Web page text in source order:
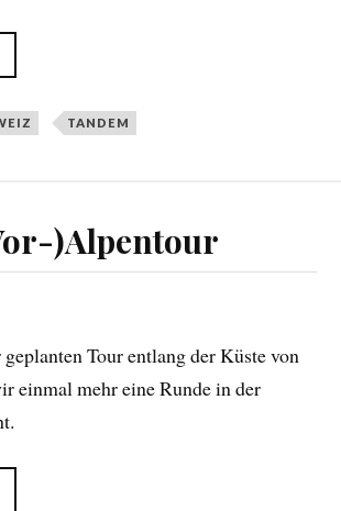
TANDEM
)Alpentour
Tour entlang der Küste von
einmal mehr eine Runde in der